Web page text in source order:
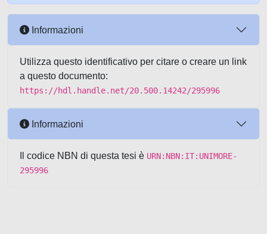
Informazioni
Utilizza questo identificativo per citare o creare un link
a questo documento:
https://hdl.handle.net/20.500.14242/295996
Informazioni
Il codice NBN di questa tesi è URN:NBN:IT:UNIMORE-
295996